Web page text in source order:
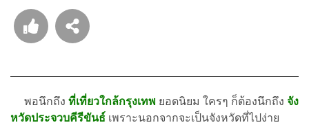
พอนึกถึง ที่เที่ยวใกล้กรุงเทพ ยอดนิยม ใครๆ ก็ต้องนึกถึง จัง
หวัดประจวบคีรีขันธ์ เพราะนอกจากจะเป็นจังหวัดที่ไปง่าย